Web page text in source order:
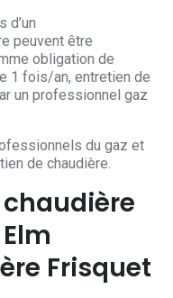
d’un
peuvent être
obligation de
1 fois/an, entretien de
un professionnel gaz
du gaz et
de chaudière.
Frisquet